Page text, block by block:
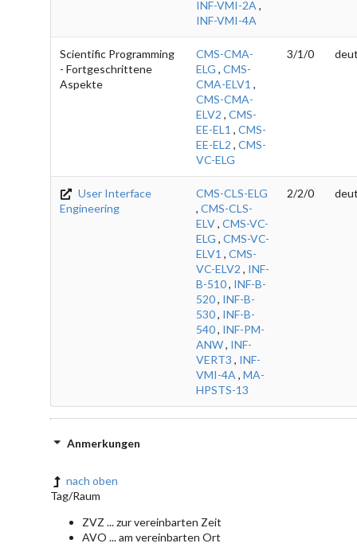
INF-VMI-2A ,
INF-VMI-4A
Scientific Programming
- Fortgeschrittene
Aspekte
CMS-CMA-
ELG , CMS-
CMA-ELV1 ,
CMS-CMA-
ELV2 , CMS-
EE-EL1 , CMS-
EE-EL2 , CMS-
VC-ELG
3/1/0
User Interface
Engineering
CMS-CLS-ELG
, CMS-CLS-
ELV, CMS-VC-
ELG , CMS-VC-
ELV1 , CMS-
VC-ELV2 , INF-
B-510, INF-B-
520, INF-B-
530, INF-B-
540, INF-PM-
ANW, INF-
VERT3 , INF-
VMI-4A , MA-
HPSTS-13
2/2/0
Anmerkungen
nach oben
Tag/Raum
ZVZ ... zur vereinbarten Zeit
AVO ... am vereinbarten Ort